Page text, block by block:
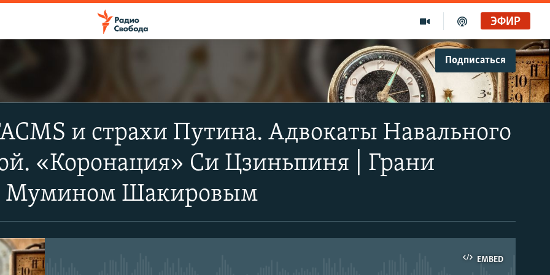
ЭФИР
Подписаться
Apple Podcasts
Spotify
CastBox
и страхи Путина. Адвокаты Навального
«Коронация» Си Цзиньпиня | Грани
Мумином Шакировым
EMBED